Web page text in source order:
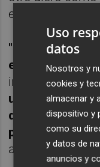
escolta
"Son jugadores
entrenan y
indicó el
una situación
de la dificultad
para mí lo
agregó.
Uso
datos
Nosotros y
cookies y
almacenar y
dispositivo y
como su
y datos de
anuncios y